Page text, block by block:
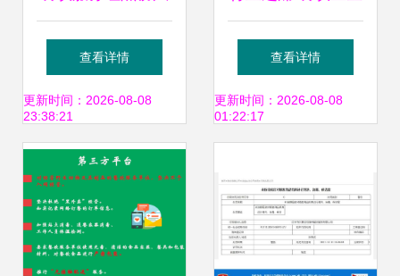
云再起 澄江市筑牢
舌尖安全防线——
澄江市餐饮服务单
位 食品生产加工小
作坊 红黑榜（第五
查看详情
更新时间：2026-08-08
23:38:21
与食品安全的“系统
级困境”与破局之道
查看详情
更新时间：2026-08-08
01:22:17